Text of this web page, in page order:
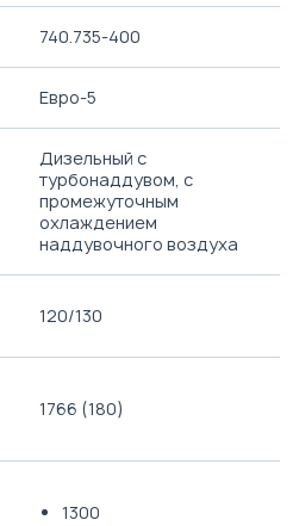
740.735-400
Евро-5
Дизельный с
турбонаддувом, с
промежуточным
охлаждением
наддувочного воздуха
120/130
1766 (180)
1300